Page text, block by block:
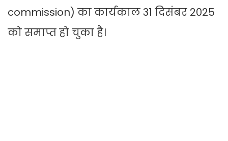
commission) का कार्यकाल 31 दिसंबर 2025
को समाप्त हो चुका है।